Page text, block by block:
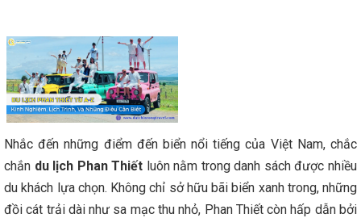
Nhắc đến những điểm đến biển nổi tiếng của Việt Nam, chắc
chắn du lịch Phan Thiết luôn nằm trong danh sách được nhiều
du khách lựa chọn. Không chỉ sở hữu bãi biển xanh trong, những
đồi cát trải dài như sa mạc thu nhỏ, Phan Thiết còn hấp dẫn bởi